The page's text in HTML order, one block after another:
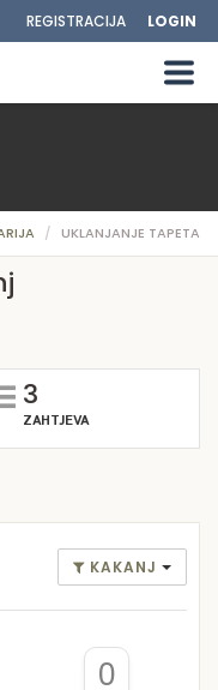
REGISTRACIJA LOGIN
UKLANJANJE TAPETA
3
ZAHTJEVA
KAKANJ
0